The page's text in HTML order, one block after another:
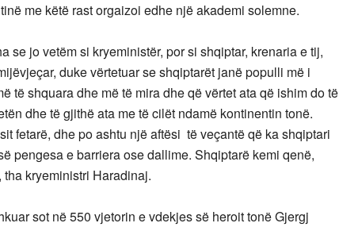
me këtë rast orgaizoi edhe një akademi solemne.
se jo vetëm si kryeministër, por si shqiptar, krenaria e tij,
duke vërtetuar se shqiptarët janë populli më i
të shquara dhe më të mira dhe që vërtet ata që ishim do të
dhe të gjithë ata me të cilët ndamë kontinentin tonë.
fetarë, dhe po ashtu një aftësi të veçantë që ka shqiptari
pengesa e barriera ose dallime. Shqiptarë kemi qenë,
kryeministri Haradinaj.
sot në 550 vjetorin e vdekjes së heroit tonë Gjergj